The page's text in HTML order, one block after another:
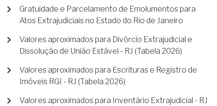
Gratuidade e Parcelamento de Emolumentos para
Atos Extrajudiciais no Estado do Rio de Janeiro
Valores aproximados para Divórcio Extrajudicial e
Dissolução de União Estável - RJ (Tabela 2026)
Valores aproximados para Escrituras e Registro de
Imóveis RGI - RJ (Tabela 2026)
Valores aproximados para Inventário Extrajudicial - RJ